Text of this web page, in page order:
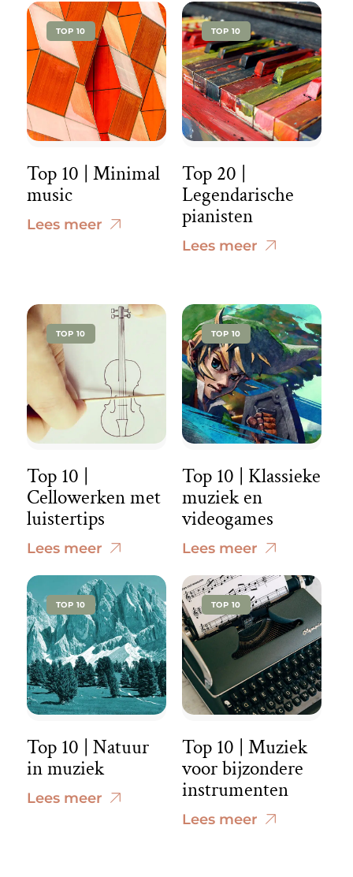
TOP 10
Top 10 | Minimal
music
Lees meer
TOP 10
Top 20 |
Legendarische
pianisten
Lees meer
TOP 10
Top 10 |
Cellowerken met
luistertips
Lees meer
TOP 10
Top 10 | Klassieke
muziek en
videogames
Lees meer
TOP 10
Top 10 | Natuur
in muziek
Lees meer
TOP 10
Top 10 | Muziek
voor bijzondere
instrumenten
Lees meer